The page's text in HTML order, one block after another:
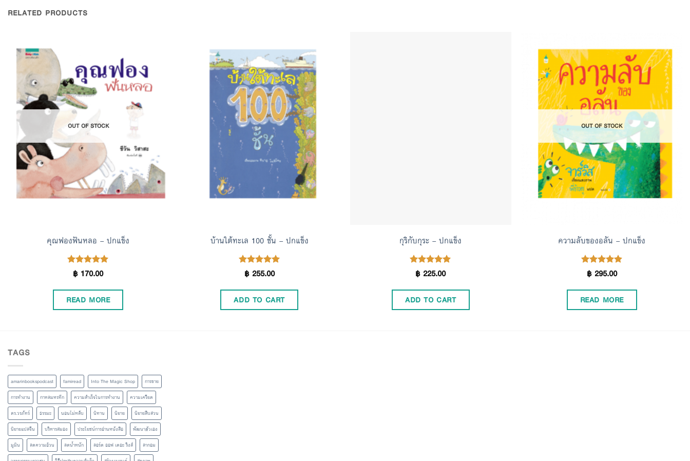
RELATED PRODUCTS
Add to
Wishlist
OUT OF STOCK
คุณฟองฟันหลอ – ปกแข็ง
Rated5.00
฿170.00
READ MORE
Add to
Wishlist
บ้านใต้ทะเล 100 ชั้น – ปกแข็ง
Rated4.96
฿255.00
ADD TO CART
กุริกับกุระ – ปกแข็ง
Rated5.00
฿225.00
ADD TO CART
Add to
Wishlist
OUT OF STOCK
ความลับของอลัน – ปกแข็ง
Rated4.90
฿295.00
READ MORE
TAGS
amarinbookspodcast famiread Into The Magic Shop
การขาย
การทำงาน
กาหลมหรทึก ความสำเร็จในการทำงาน
ความเครียด
ดร.วรภัทร์
ธรรมะ นอนไม่หลับ นิทาน นิยาย
นิยายสืบสวน
นิยายแปลจีน
บริหารสมอง ประโยชน์การอ่านหนังสือ
พัฒนาตัวเอง
มูมิน
ลดความอ้วน ลดน้ำหนัก ลอร์ด ออฟ เดอะ ริงส์
ลากอม